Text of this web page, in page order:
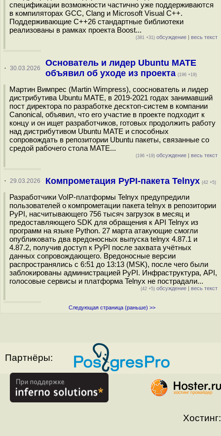
спецификации возможности частично уже поддерживаются
в компиляторах GCC, Clang и Microsoft Visual C++.
Поддерживающие C++26 стандартные библиотеки
реализованы в рамках проекта Boost...
(381 +31) обсуждение | весь текст
· 30.03.2026
Основатель и лидер Ubuntu MATE
объявил об уходе из проекта (196 +19)
Мартин Вимпрес (Martin Wimpress), сооснователь и лидер
дистрибутива Ubuntu MATE, в 2019-2021 годах занимавший
пост директора по разработке десктоп-систем в компании
Canonical, объявил, что его участие в проекте подходит к
концу и он ищет разработчиков, готовых продолжить работу
над дистрибутивом Ubuntu MATE и способных
сопровождать в репозитории Ubuntu пакеты, связанные со
средой рабочего стола MATE...
(196 +19) обсуждение | весь текст
· 29.03.2026 Компрометация PyPI-пакета Telnyx (42 +5)
Разработчики VoIP-платформы Telnyx предупредили
пользователей о компрометации пакета telnyx в репозитории
PyPI, насчитывающего 756 тысяч загрузок в месяц и
предоставляющего SDK для обращения к API Telnyx из
программ на языке Python. 27 марта атакующие смогли
опубликовать два вредоносных выпуска telnyx 4.87.1 и
4.87.2, получив доступ к PyPI после захвата учётных
данных сопровождающего. Вредоносные версии
распространялись с 6:51 до 13:13 (MSK), после чего были
заблокированы администрацией PyPI. Инфраструктура, API,
голосовые сервисы и платформа Telnyx не пострадали...
(42 +5) обсуждение | весь текст
Следующая страница (раньше) >>
Партнёры:
Хостинг: